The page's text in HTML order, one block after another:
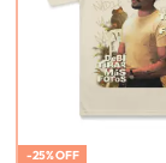
-25% OFF